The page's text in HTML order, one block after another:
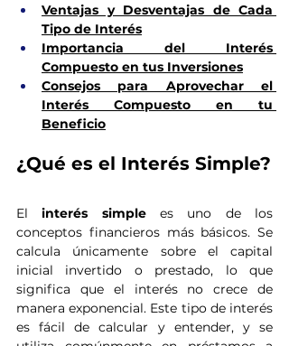
Ventajas y Desventajas de Cada
Tipo de Interés
Importancia del Interés
Compuesto en tus Inversiones
Consejos para Aprovechar el
Interés Compuesto en tu
Beneficio
¿Qué es el Interés Simple?
El interés simple es uno de los
conceptos financieros más básicos. Se
calcula únicamente sobre el capital
inicial invertido o prestado, lo que
significa que el interés no crece de
manera exponencial. Este tipo de interés
es fácil de calcular y entender, y se